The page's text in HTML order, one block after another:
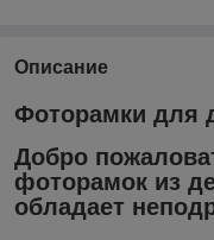
Описание
Фоторамки для
Добро
фоторамок из
обладает